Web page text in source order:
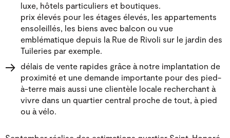
luxe, hôtels particuliers et boutiques.
prix élevés pour les étages élevés, les appartements
ensoleillés, les biens avec balcon ou vue
emblématique depuis la Rue de Rivoli sur le jardin des
Tuileries par exemple.
délais de vente rapides grâce à notre implantation de
proximité et une demande importante pour des pied-
à-terre mais aussi une clientèle locale recherchant à
vivre dans un quartier central proche de tout, à pied
ou à vélo.